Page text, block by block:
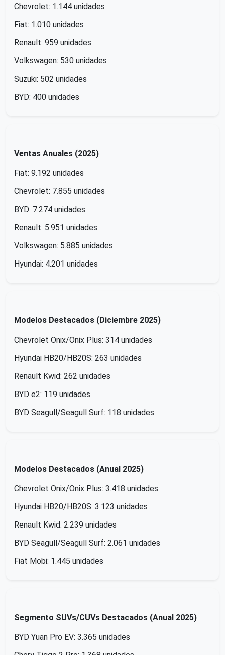
Chevrolet: 1.144 unidades
Fiat: 1.010 unidades
Renault: 959 unidades
Volkswagen: 530 unidades
Suzuki: 502 unidades
BYD: 400 unidades
Ventas Anuales (2025)
Fiat: 9.192 unidades
Chevrolet: 7.855 unidades
BYD: 7.274 unidades
Renault: 5.951 unidades
Volkswagen: 5.885 unidades
Hyundai: 4.201 unidades
Modelos Destacados (Diciembre 2025)
Chevrolet Onix/Onix Plus: 314 unidades
Hyundai HB20/HB20S: 263 unidades
Renault Kwid: 262 unidades
BYD e2: 119 unidades
BYD Seagull/Seagull Surf: 118 unidades
Modelos Destacados (Anual 2025)
Chevrolet Onix/Onix Plus: 3.418 unidades
Hyundai HB20/HB20S: 3.123 unidades
Renault Kwid: 2.239 unidades
BYD Seagull/Seagull Surf: 2.061 unidades
Fiat Mobi: 1.445 unidades
Segmento SUVs/CUVs Destacados (Anual 2025)
BYD Yuan Pro EV: 3.365 unidades